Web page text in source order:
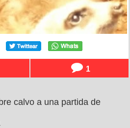
1
calvo a una partida de